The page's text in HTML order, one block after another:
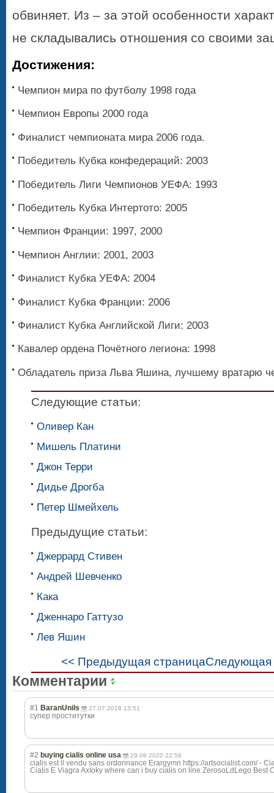
обвиняет. Из – за этой особенности
не складывались отношения со своими
Достижения:
Чемпион мира по футболу 1998 года
Чемпион Европы 2000 года
Финалист чемпионата мира 2006 года.
Победитель Кубка конфедераций: 2003
Победитель Лиги Чемпионов УЕФА: 1993
Победитель Кубка Интертото: 2005
Чемпион Франции: 1997, 2000
Чемпион Англии: 2001, 2003
Финалист Кубка УЕФА: 2004
Финалист Кубка Франции: 2006
Финалист Кубка Английской Лиги: 2003
Кавалер ордена Почётного легиона: 1998
Обладатель приза Льва Яшина, лучшему вратарю
Следующие статьи:
Оливер Кан
Мишель Платини
Джон Терри
Дидье Дрогба
Петер Шмейхель
Предыдущие статьи:
Джеррард Стивен
Андрей Шевченко
Кака
Дженнаро Гаттузо
Лев Яшин
<< Предыдущая страницаСледующая
Комментарии
#1 BaranUnils 27.07.2018 13:51
супер проститутки
#2 buying cialis online usa 29.08.2020 22:58
cialis est il vendu sans ordonnance Erargymn https://artsocialist.com/ -
Cialis E Viagra AxIoky where can i buy cialis on line ZerosoLdLego Best